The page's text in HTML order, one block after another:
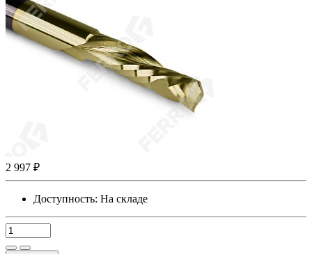
2 997 ₽
Доступность: На складе